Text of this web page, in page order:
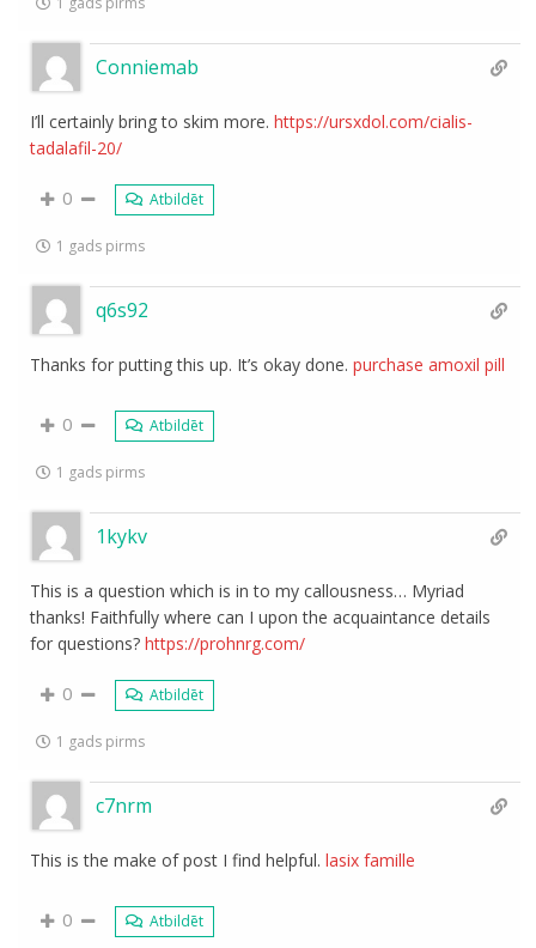
Conniemab
I’ll certainly bring to skim more.https://ursxdol.com/cialis-
tadalafil-20/
0 Atbildēt
1 gads pirms
q6s92
Thanks for putting this up. It’s okay done.purchase amoxil pill
0 Atbildēt
1 gads pirms
1kykv
This is a question which is in to my callousness… Myriad
thanks! Faithfully where can I upon the acquaintance details
for questions?https://prohnrg.com/
0 Atbildēt
1 gads pirms
c7nrm
This is the make of post I find helpful.lasix famille
0 Atbildēt